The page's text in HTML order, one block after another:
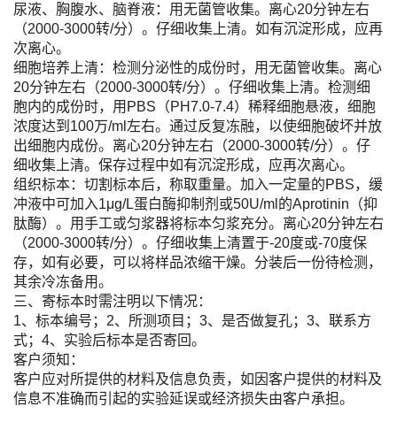
尿液、胸腹水、脑脊液：用无菌管收集。离心20分钟左右
（2000-3000转/分）。仔细收集上清。如有沉淀形成，应再
次离心。
细胞培养上清：检测分泌性的成份时，用无菌管收集。离心
20分钟左右（2000-3000转/分）。仔细收集上清。检测细
胞内的成份时，用PBS（PH7.0-7.4）稀释细胞悬液，细胞
浓度达到100万/ml左右。通过反复冻融，以使细胞破坏并放
出细胞内成份。离心20分钟左右（2000-3000转/分）。仔
细收集上清。保存过程中如有沉淀形成，应再次离心。
组织标本：切割标本后，称取重量。加入一定量的PBS，缓
冲液中可加入1μg/L蛋白酶抑制剂或50U/ml的Aprotinin（抑
肽酶）。用手工或匀浆器将标本匀浆充分。离心20分钟左右
（2000-3000转/分）。仔细收集上清置于-20度或-70度保
存，如有必要，可以将样品浓缩干燥。分装后一份待检测，
其余冷冻备用。
三、寄标本时需注明以下情况：
1、标本编号；2、所测项目；3、是否做复孔；3、联系方
式；4、实验后标本是否寄回。
客户须知：
客户应对所提供的材料及信息负责，如因客户提供的材料及
信息不准确而引起的实验延误或经济损失由客户承担。